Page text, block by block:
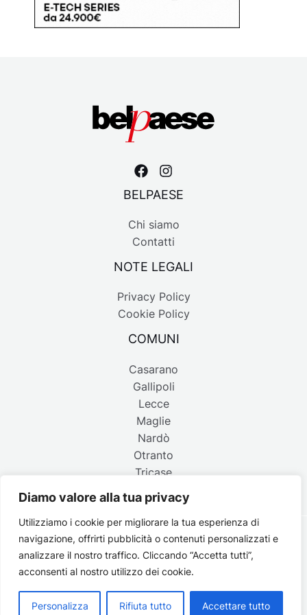
Diamo valore alla tua privacy
Utilizziamo i cookie per migliorare la tua esperienza di
navigazione, offrirti pubblicità o contenuti personalizzati e
analizzare il nostro traffico. Cliccando “Accetta tutti”,
acconsenti al nostro utilizzo dei cookie.
Personalizza Rifiuta tutto Accettare tutto
BELPAESE
Chi siamo
Contatti
NOTE LEGALI
Privacy Policy
Cookie Policy
COMUNI
Casarano
Gallipoli
Lecce
Maglie
Nardò
Otranto
Tricase
Copyright © 2026 Belpaese | Periodico d'informazione del
Salento - P.IVA 4637850753 - Testata registrata il 18 gennaio